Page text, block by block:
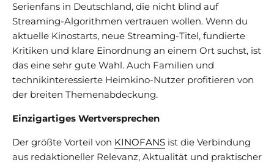
Serienfans in Deutschland, die nicht blind auf
Streaming-Algorithmen vertrauen wollen. Wenn du
aktuelle Kinostarts, neue Streaming-Titel, fundierte
Kritiken und klare Einordnung an einem Ort suchst, ist
das eine sehr gute Wahl. Auch Familien und
technikinteressierte Heimkino-Nutzer profitieren von
der breiten Themenabdeckung.
Einzigartiges Wertversprechen
Der größte Vorteil von KINOFANS ist die Verbindung
aus redaktioneller Relevanz, Aktualität und praktischer